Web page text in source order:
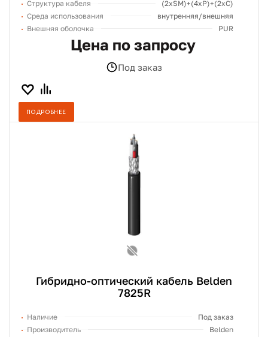
Структура кабеля
(2хSM)+(4xP)+(2xC)
Среда использования
внутренняя/внешняя
Внешняя оболочка
PUR
Цена по запросу
Под заказ
ПОДРОБНЕЕ
Гибридно-оптический кабель Belden
7825R
Наличие
Под заказ
Производитель
Belden